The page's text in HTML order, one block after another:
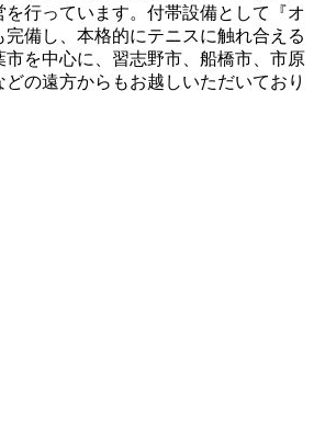
行っています。付帯設備として『オ
備し、本格的にテニスに触れ合える
市を中心に、習志野市、船橋市、市原
の遠方からもお越しいただいており